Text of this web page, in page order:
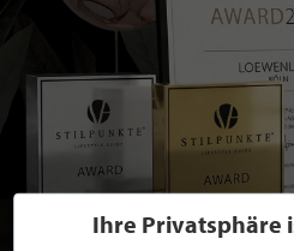
Ihre Privatsphäre